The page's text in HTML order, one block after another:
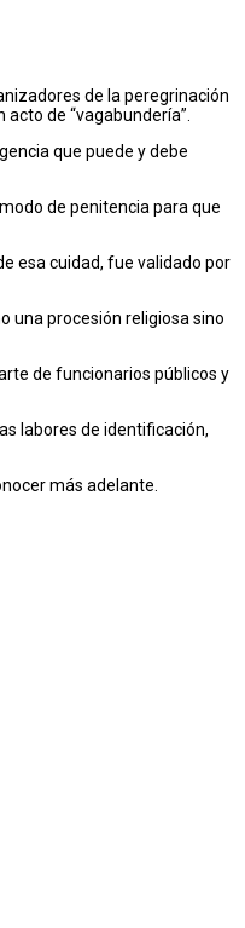
de la peregrinación
de “vagabundería”.
que puede y debe
de penitencia para que
esa cuidad, fue validado por
una procesión religiosa sino
de funcionarios públicos y
labores de identificación,
más adelante.